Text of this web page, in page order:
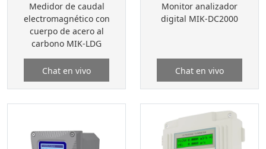
Medidor de caudal
electromagnético con
cuerpo de acero al
carbono MIK-LDG
Chat en vivo
Monitor analizador
digital MIK-DC2000
Chat en vivo